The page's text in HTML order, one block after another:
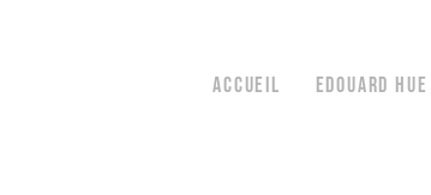
ACCUEIL EDOUARD HUE